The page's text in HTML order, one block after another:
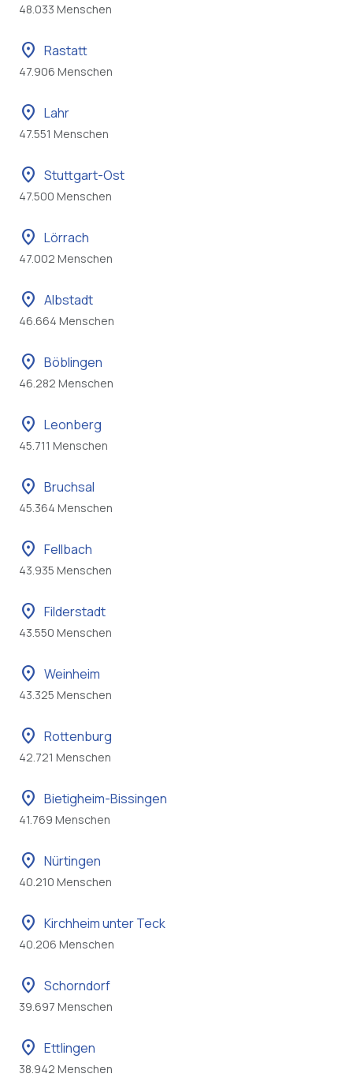
48.033 Menschen
location_on Rastatt
47.906 Menschen
location_on Lahr
47.551 Menschen
location_on Stuttgart-Ost
47.500 Menschen
location_on Lörrach
47.002 Menschen
location_on Albstadt
46.664 Menschen
location_on Böblingen
46.282 Menschen
location_on Leonberg
45.711 Menschen
location_on Bruchsal
45.364 Menschen
location_on Fellbach
43.935 Menschen
location_on Filderstadt
43.550 Menschen
location_on Weinheim
43.325 Menschen
location_on Rottenburg
42.721 Menschen
location_on Bietigheim-Bissingen
41.769 Menschen
location_on Nürtingen
40.210 Menschen
location_on Kirchheim unter Teck
40.206 Menschen
location_on Schorndorf
39.697 Menschen
location_on Ettlingen
38.942 Menschen